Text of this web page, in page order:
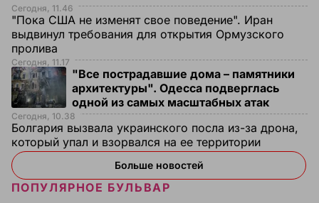
Сегодня, 11.46
"Пока США не изменят свое поведение". Иран
выдвинул требования для открытия Ормузского
пролива
Сегодня, 11.17
"Все пострадавшие дома – памятники
архитектуры". Одесса подверглась
одной из самых масштабных атак
Сегодня, 10.38
Болгария вызвала украинского посла из-за дрона,
который упал и взорвался на ее территории
Больше новостей
ПОПУЛЯРНОЕ БУЛЬВАР